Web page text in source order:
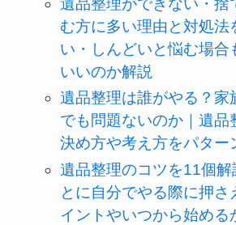
む方に多い理由と対処法
い・しんどいと悩む場合
いいのか解説
遺品整理は誰がやる？家
でも問題ないのか｜遺品
決め方や考え方をパター
遺品整理のコツを11個解
とに自分でやる際に押さ
イントやいつから始める